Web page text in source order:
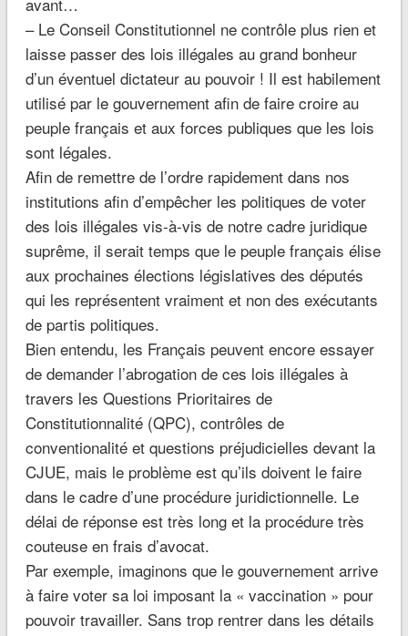
– Le Conseil Constitutionnel ne contrôle plus rien et
laisse passer des lois illégales au grand bonheur
d’un éventuel dictateur au pouvoir ! Il est habilement
utilisé par le gouvernement afin de faire croire au
peuple français et aux forces publiques que les lois
sont légales.
Afin de remettre de l’ordre rapidement dans nos
institutions afin d’empêcher les politiques de voter
des lois illégales vis-à-vis de notre cadre juridique
suprême, il serait temps que le peuple français élise
aux prochaines élections législatives des députés
qui les représentent vraiment et non des exécutants
de partis politiques.
Bien entendu, les Français peuvent encore essayer
de demander l’abrogation de ces lois illégales à
travers les Questions Prioritaires de
Constitutionnalité (QPC), contrôles de
conventionalité et questions préjudicielles devant la
CJUE, mais le problème est qu’ils doivent le faire
dans le cadre d’une procédure juridictionnelle. Le
délai de réponse est très long et la procédure très
couteuse en frais d’avocat.
Par exemple, imaginons que le gouvernement arrive
à faire voter sa loi imposant la « vaccination » pour
pouvoir travailler. Sans trop rentrer dans les détails